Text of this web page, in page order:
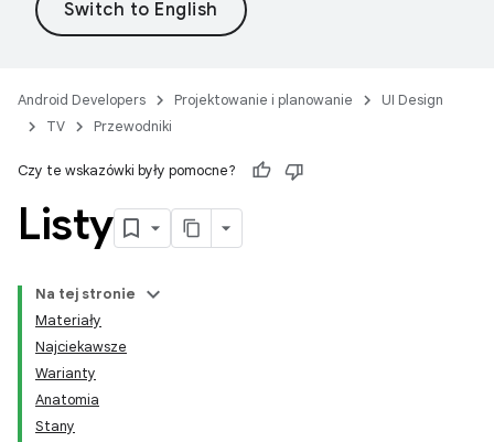
Android Developers Projektowanie i planowanie
UI Design
TV
Przewodniki
Czy te wskazówki były pomocne?
Listy
Na tej stronie
Materiały
Najciekawsze
Warianty
Anatomia
Stany